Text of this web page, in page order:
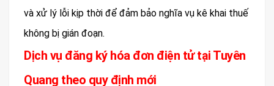
và xử lý lỗi kịp thời để đảm bảo nghĩa vụ kê khai thuế
không bị gián đoạn.
Dịch vụ đăng ký hóa đơn điện tử tại Tuyên
Quang theo quy định mới